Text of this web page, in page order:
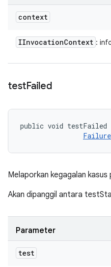
context
IInvocationContext :
testFailed
public void testFailed
Melaporkan kegagalan kasus
Akan dipanggil antara
Parameter
test